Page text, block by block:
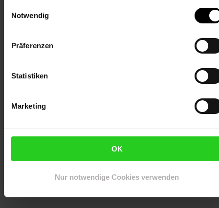
Notwendig
Präferenzen
Statistiken
Marketing
OK
Nur notwendige Cookies verwenden
Produkttyp: Batteriespeicher (Erzeugnis)
Spannung: 51,2 V
unsachgemäßer Nutzung schützen.
-Nicht kurzschließen oder verbrennen.
-Nur bestimmungsgemäß verwenden.
-Beschädigte Batterien nicht weiterverwenden.
-Beim Transport und der Lagerung auf geeignete
Temperaturbereiche und mechanische Schonung achten.